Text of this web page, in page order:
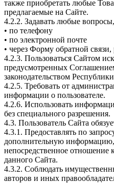
также приобретать любые
предлагаемые на Сайте.
4.2.2. Задавать любые
• по телефону
• по электронной почте
• через Форму обратной
4.2.3. Пользоваться Сайтом
предусмотренных
законодательством
4.2.5. Требовать от
информации о пользователе.
4.2.6. Использовать
без специального разрешения.
4.3. Пользователь Сайта
4.3.1. Предоставлять по
дополнительную информацию,
непосредственное отношение
данного Сайта.
4.3.2. Соблюдать
авторов и иных